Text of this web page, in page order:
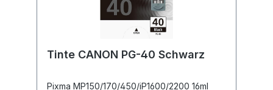
Tinte CANON PG-40 Schwarz
Pixma MP150/170/450/iP1600/2200 16ml